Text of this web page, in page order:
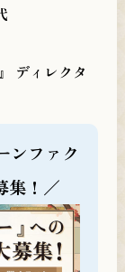
ディレクタ
ンファク
集！／